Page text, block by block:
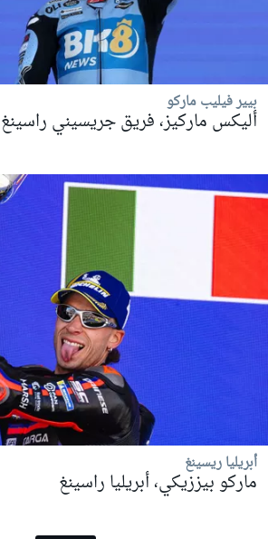
بيير فيليب ماركو
أليكس ماركيز، فريق جريسيني راسينغ
أبريليا ريسينغ
ماركو بيززيكي، أبريليا راسينغ